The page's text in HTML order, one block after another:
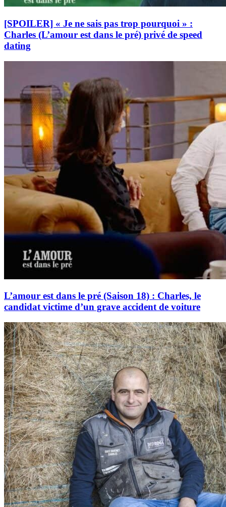
[SPOILER] « Je ne sais pas trop pourquoi » :
Charles (L’amour est dans le pré) privé de speed
dating
L’amour est dans le pré (Saison 18) : Charles, le
candidat victime d’un grave accident de voiture